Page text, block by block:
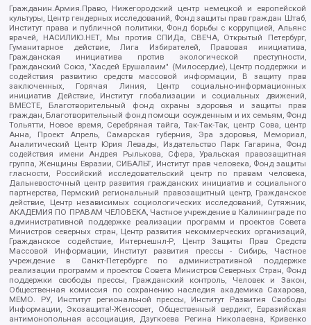
Гражданин.Армия.Право, Нижегородский центр немецкой и европейской
культуры, Центр гендерных исследований, Фонд защиты прав граждан Штаб,
Институт права и публичной политики, Фонд борьбы с коррупцией, Альянс
врачей, НАСИЛИЮ.НЕТ, Мы против СПИДа, СВЕЧА, Открытый Петербург,
Гуманитарное действие, Лига Избирателей, Правовая инициатива,
Гражданская инициатива против экологической преступности,
Гражданский Союз, "Хасдей Ерушалаим" (Милосердие), Центр поддержки и
содействия развитию средств массовой информации, В защиту прав
заключенных, Горячая Линия, Центр социально-информационных
инициатив Действие, Институт глобализации и социальных движений,
ВМЕСТЕ, Благотворительный фонд охраны здоровья и защиты прав
граждан, Благотворительный фонд помощи осужденным и их семьям, Фонд
Тольятти, Новое время, Серебряная тайга, Так-Так-Так, центр Сова, центр
Анна, Проект Апрель, Самарская губерния, Эра здоровья, Мемориал,
Аналитический Центр Юрия Левады, Издательство Парк Гагарина, Фонд
содействия имени Андрея Рылькова, Сфера, Уральская правозащитная
группа, Женщины Евразии, СИБАЛЬТ, Институт прав человека, Фонд защиты
гласности, Российский исследовательский центр по правам человека,
Дальневосточный центр развития гражданских инициатив и социального
партнерства, Пермский региональный правозащитный центр, Гражданское
действие, Центр независимых социологических исследований, Сутяжник,
АКАДЕМИЯ ПО ПРАВАМ ЧЕЛОВЕКА, Частное учреждение в Калининграде по
административной поддержке реализации программ и проектов Совета
Министров северных стран, Центр развития некоммерческих организаций,
Гражданское содействие, Интернешнл-Р, Центр Защиты Прав Средств
Массовой Информации, Институт развития прессы - Сибирь, Частное
учреждение в Санкт-Петербурге по административной поддержке
реализации программ и проектов Совета Министров Северных Стран, Фонд
поддержки свободы прессы, Гражданский контроль, Человек и Закон,
Общественная комиссия по сохранению наследия академика Сахарова,
МЕМО. РУ, Институт региональной прессы, Институт Развития Свободы
Информации, Экозащита!-Женсовет, Общественный вердикт, Евразийская
антимонопольная ассоциация, Дзугкоева Регина Николаевна, Кривенко